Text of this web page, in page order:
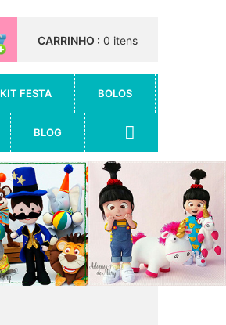
CARRINHO : 0 itens
KIT FESTA BOLOS
BLOG